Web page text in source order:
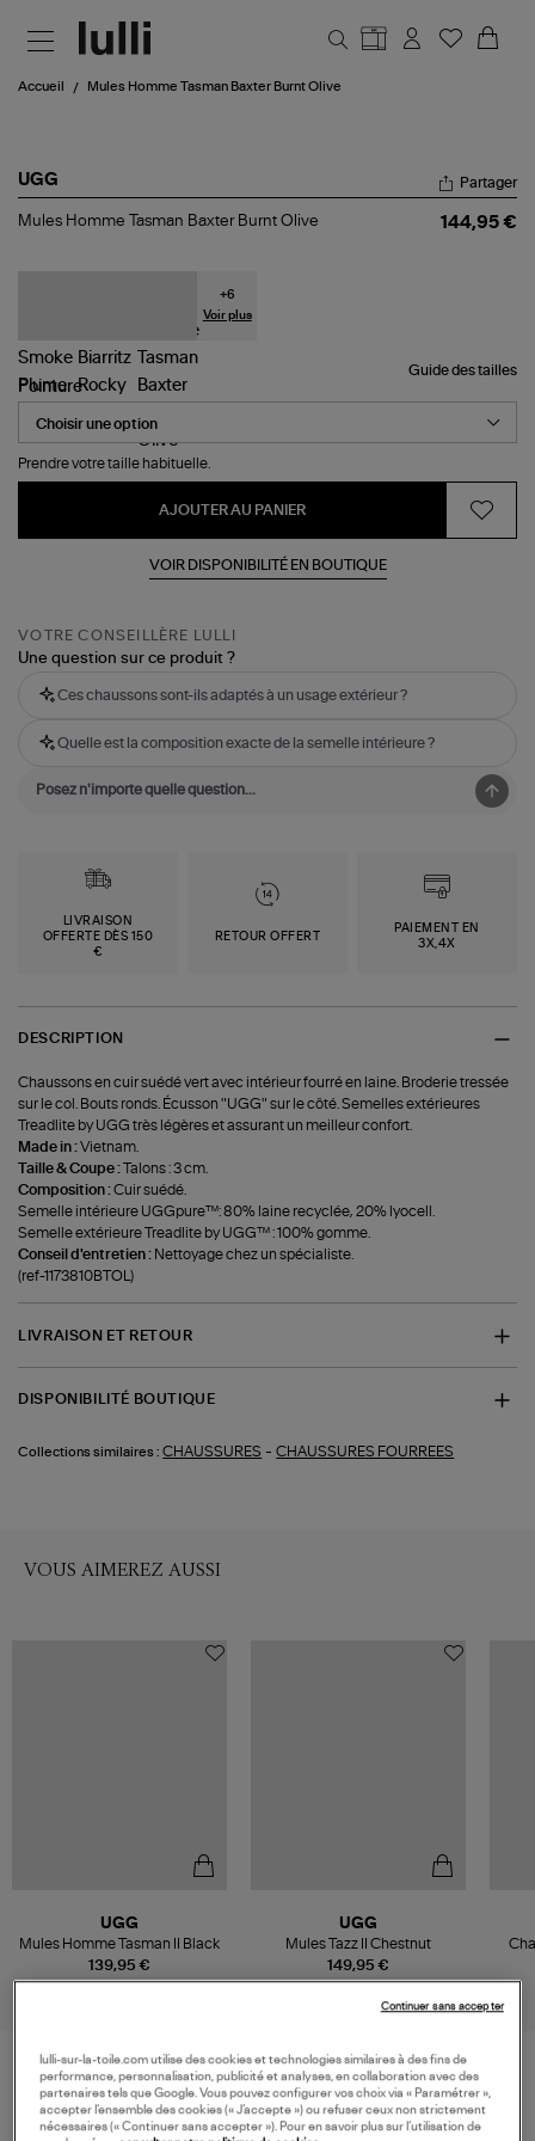
Accueil Mules Homme Tasman Baxter Burnt Olive
UGG
Mules
Partager
Mules Homme Tasman Baxter Burnt Olive 144,95 €
+6
Voir plus
Guide des tailles
Pointure
Prendre votre taille habituelle.
AJOUTER AU PANIER
VOIR DISPONIBILITÉ EN BOUTIQUE
VOTRE CONSEILLÈRE LULLI
Une question sur ce produit ?
Ces chaussons sont-ils adaptés à un usage extérieur ?
Quelle est la composition exacte de la semelle intérieure ?
LIVRAISON
OFFERTE DÈS 150
€
RETOUR OFFERT
PAIEMENT EN
3X,4X
DESCRIPTION
Chaussons en cuir suédé vert avec intérieur fourré en laine. Broderie tressée
sur le col. Bouts ronds. Écusson "UGG" sur le côté. Semelles extérieures
Treadlite by UGG très légères et assurant un meilleur confort.
Made in :Vietnam.
Taille & Coupe :
Talons : 3 cm.
Composition :Cuir suédé.
Semelle intérieure UGGpure™: 80% laine recyclée, 20% lyocell.
Semelle extérieure Treadlite by UGG™ : 100% gomme.
Conseil d'entretien : Nettoyage chez un spécialiste.
(ref-1173810BTOL)
LIVRAISON ET RETOUR
DISPONIBILITÉ BOUTIQUE
Collections similaires : CHAUSSURES -CHAUSSURES FOURREES
VOUS AIMEREZ AUSSI
139,95 €
UGG
Mules Homme Tasman II Black
149,95 €
UGG
Mules Tazz II Chestnut
VOS DERNIERS PRODUITS VUS
lulli-sur-la-toile.com utilise des cookies et technologies similaires à des fins de
performance, personnalisation, publicité et analyses, en collaboration avec des
partenaires tels que Google. Vous pouvez configurer vos choix via « Paramétrer »,
accepter l’ensemble des cookies (« J’accepte ») ou refuser ceux non strictement
nécessaires (« Continuer sans accepter »). Pour en savoir plus sur l’utilisation de
Continuer sans accepter